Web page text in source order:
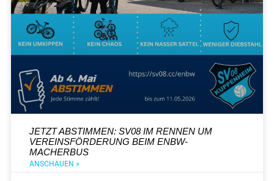
JETZT ABSTIMMEN: SV08 IM RENNEN UM
VEREINSFÖRDERUNG BEIM ENBW-
MACHERBUS
ANSCHAUEN »